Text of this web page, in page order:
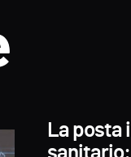
La posta